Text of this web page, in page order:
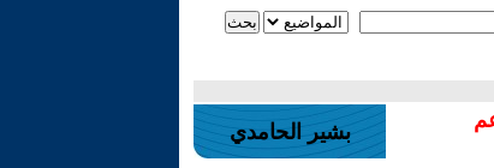
بشير الحامدي